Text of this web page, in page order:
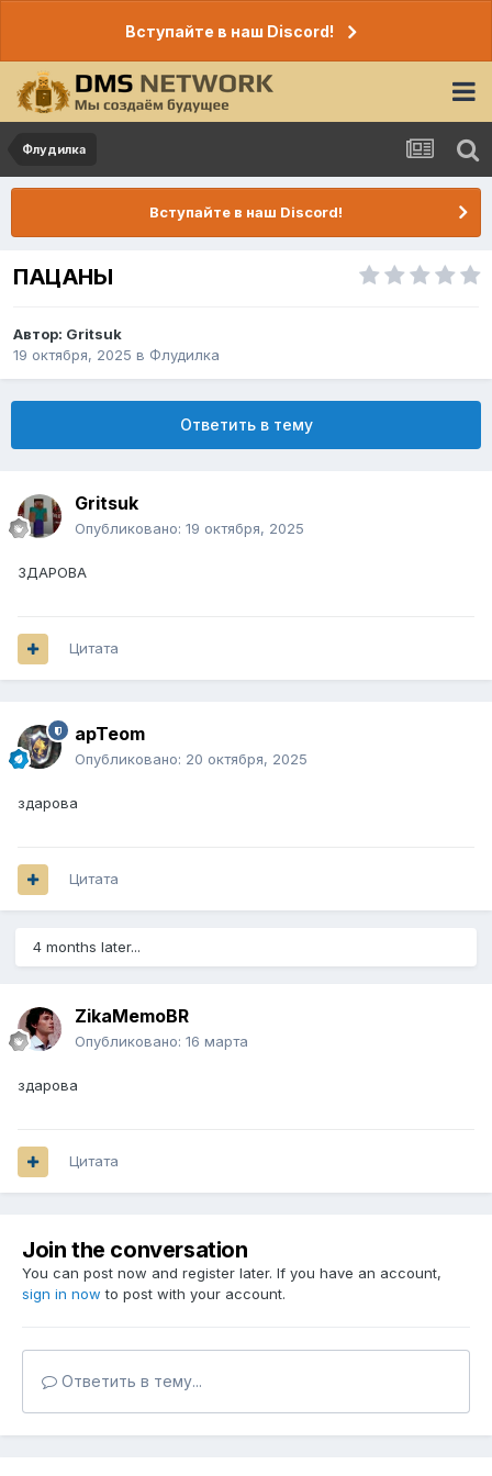
Вступайте в наш Discord!
Флудилка
Вступайте в наш Discord!
ПАЦАНЫ
Автор: Gritsuk
19 октября, 2025 в Флудилка
Ответить в тему
Gritsuk
Опубликовано: 19 октября, 2025
ЗДАРОВА
Цитата
apTeom
Опубликовано: 20 октября, 2025
здарова
Цитата
4 months later...
ZikaMemoBR
Опубликовано: 16 марта
здарова
Цитата
Join the conversation
You can post now and register later. If you have an account,
sign in now to post with your account.
Ответить в тему...